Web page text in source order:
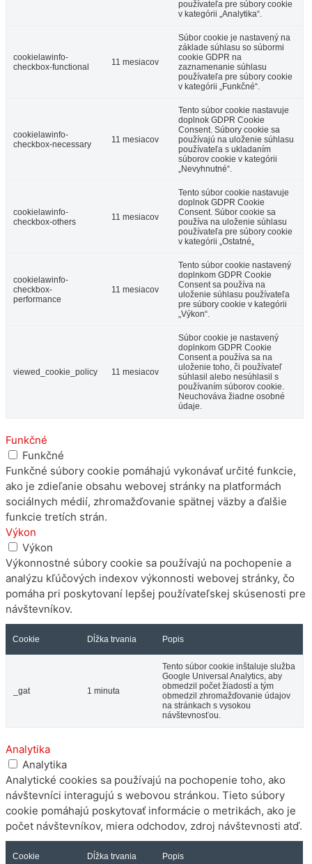
používateľa pre súbory cookie
v kategórii „Analytika“.
cookielawinfo-
checkbox-functional
11 mesiacov
Súbor cookie je nastavený na
základe súhlasu so súbormi
cookie GDPR na
zaznamenanie súhlasu
používateľa pre súbory cookie
v kategórii „Funkčné“.
cookielawinfo-
checkbox-necessary
11 mesiacov
Tento súbor cookie nastavuje
doplnok GDPR Cookie
Consent. Súbory cookie sa
používajú na uloženie súhlasu
používateľa s ukladaním
súborov cookie v kategórii
„Nevyhnutné“.
cookielawinfo-
checkbox-others
11 mesiacov
Tento súbor cookie nastavuje
doplnok GDPR Cookie
Consent. Súbor cookie sa
používa na uloženie súhlasu
používateľa pre súbory cookie
v kategórii „Ostatné„
cookielawinfo-
checkbox-
performance
11 mesiacov
Tento súbor cookie nastavený
doplnkom GDPR Cookie
Consent sa používa na
uloženie súhlasu používateľa
pre súbory cookie v kategórii
„Výkon“.
viewed_cookie_policy 11 mesiacov
Súbor cookie je nastavený
doplnkom GDPR Cookie
Consent a používa sa na
uloženie toho, či používateľ
súhlasil alebo nesúhlasil s
používaním súborov cookie.
Neuchováva žiadne osobné
údaje.
Funkčné
Funkčné
Funkčné súbory cookie pomáhajú vykonávať určité funkcie,
ako je zdieľanie obsahu webovej stránky na platformách
sociálnych médií, zhromažďovanie spätnej väzby a ďalšie
funkcie tretích strán.
Výkon
Výkon
Výkonnostné súbory cookie sa používajú na pochopenie a
analýzu kľúčových indexov výkonnosti webovej stránky, čo
pomáha pri poskytovaní lepšej používateľskej skúsenosti pre
návštevníkov.
Cookie Dĺžka trvania Popis
_gat 1 minuta
Tento súbor cookie inštaluje služba
Google Universal Analytics, aby
obmedzil počet žiadostí a tým
obmedzil zhromažďovanie údajov
na stránkach s vysokou
návštevnosťou.
Analytika
Analytika
Analytické cookies sa používajú na pochopenie toho, ako
návštevníci interagujú s webovou stránkou. Tieto súbory
cookie pomáhajú poskytovať informácie o metrikách, ako je
počet návštevníkov, miera odchodov, zdroj návštevnosti atď.
Cookie Dĺžka trvania Popis